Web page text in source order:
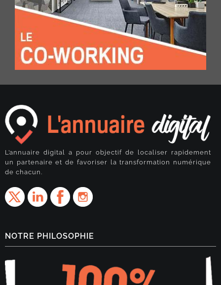
L’annuaire digital a pour objectif de localiser rapidement
un partenaire et de favoriser la transformation numérique
de chacun.
NOTRE PHILOSOPHIE